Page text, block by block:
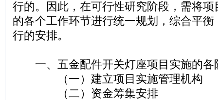
行的。因此，在可行性研究阶段，需将
的各个工作环节进行统一规划，综合平
行的安排。
一、五金配件开关灯座项目实施的各
（一）建立项目实施管理机构
（二）资金筹集安排